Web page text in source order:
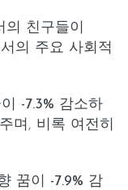
의 친구들이
의 주요 사회적
이 -7.3% 감소하
며, 비록 여전히
꿈이 -7.9% 감